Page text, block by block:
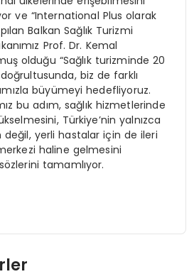
ve “International Plus olarak
Balkan Sağlık Turizmi
Prof. Dr. Kemal
olduğu “Sağlık turizminde 20
biz de farklı
büyümeyi hedefliyoruz.
bu adım, sağlık hizmetlerinde
Türkiye’nin yalnızca
değil, yerli hastalar için de ileri
haline gelmesini
tamamlıyor.